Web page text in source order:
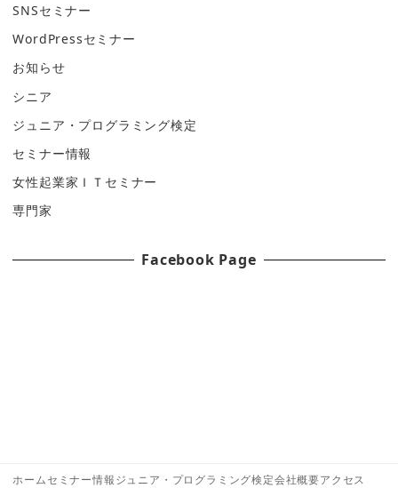
SNSセミナー
WordPressセミナー
お知らせ
シニア
ジュニア・プログラミング検定
セミナー情報
女性起業家ＩＴセミナー
専門家
Facebook Page
ホームセミナー情報ジュニア・プログラミング検定会社概要アクセス